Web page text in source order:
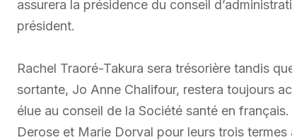
assurera la présidence du conseil
président.
Rachel Traoré-Takura sera trésorière tandis
sortante, Jo Anne Chalifour, restera toujours
élue au conseil de la Société santé en
Derose et Marie Dorval pour leurs trois